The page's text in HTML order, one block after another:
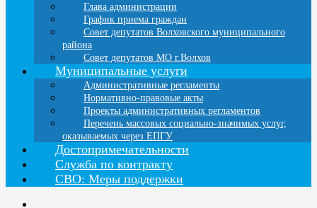
Глава администрации
График приема граждан
Совет депутатов Волховского муниципального
района
Совет депутатов МО г.Волхов
Муниципальные услуги
Административные регламенты
Нормативно-правовые акты
Проекты административных регламентов
Перечень массовых социально-значимых услуг,
оказываемых через ЕПГУ
Достопримечательности
Служба по контракту
СВО: Меры поддержки